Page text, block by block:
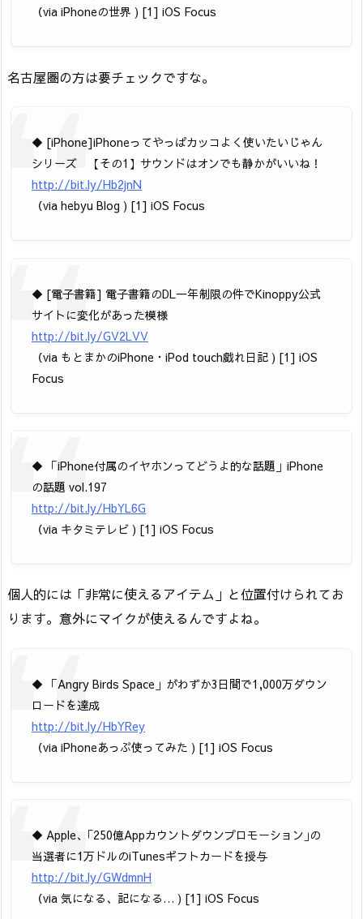
（via iPhoneの世界 ) [1] iOS Focus
名古屋圏の方は要チェックですな。
◆ [iPhone]iPhoneってやっぱカッコよく使いたいじゃん
シリーズ 【その1】サウンドはオンでも静かがいいね！
http://bit.ly/Hb2jnN
（via hebyu Blog ) [1] iOS Focus
◆ [電子書籍] 電子書籍のDL一年制限の件でKinoppy公式
サイトに変化があった模様
http://bit.ly/GV2LVV
（via もとまかのiPhone・iPod touch戯れ日記 ) [1] iOS
Focus
◆ 「iPhone付属のイヤホンってどうよ的な話題」iPhone
の話題 vol.197
http://bit.ly/HbYL6G
（via キタミテレビ ) [1] iOS Focus
個人的には「非常に使えるアイテム」と位置付けられてお
ります。意外にマイクが使えるんですよね。
◆ 「Angry Birds Space」がわずか3日間で1,000万ダウン
ロードを達成
http://bit.ly/HbYRey
（via iPhoneあっぷ使ってみた ) [1] iOS Focus
◆ Apple、｢250億Appカウントダウンプロモーション｣の
当選者に1万ドルのiTunesギフトカードを授与
http://bit.ly/GWdmnH
（via 気になる、記になる… ) [1] iOS Focus